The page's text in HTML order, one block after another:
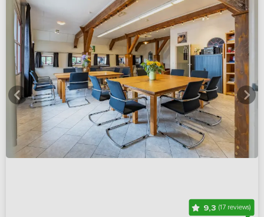
9,3(17 reviews)